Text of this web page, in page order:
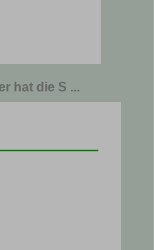
hat die S ...